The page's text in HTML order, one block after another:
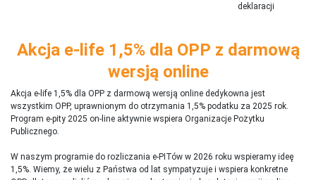
deklaracji
Akcja e-life 1,5% dla OPP z darmową
wersją online
Akcja e-life 1,5% dla OPP z darmową wersją online dedykowna jest
wszystkim OPP, uprawnionym do otrzymania 1,5% podatku za 2025 rok.
Program e-pity 2025 on-line aktywnie wspiera Organizacje Pożytku
Publicznego.
W naszym programie do rozliczania e-PITów w 2026 roku wspieramy ideę
1,5%. Wiemy, że wielu z Państwa od lat sympatyzuje i wspiera konkretne